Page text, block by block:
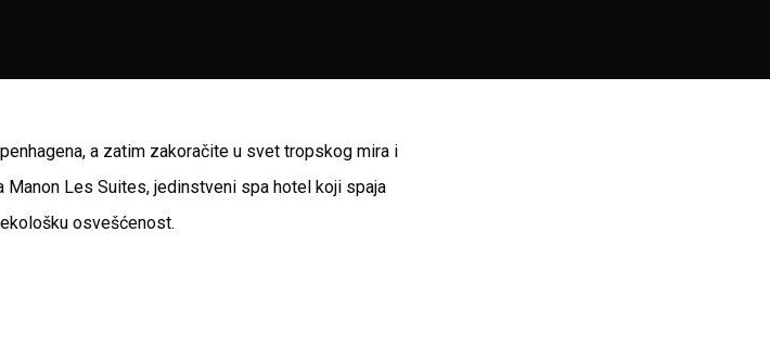
a zatim zakoračite u svet tropskog mira i
Manon Les Suites, jedinstveni spa hotel koji spaja
osvešćenost.